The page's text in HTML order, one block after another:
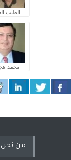
الطيب
محمد
من